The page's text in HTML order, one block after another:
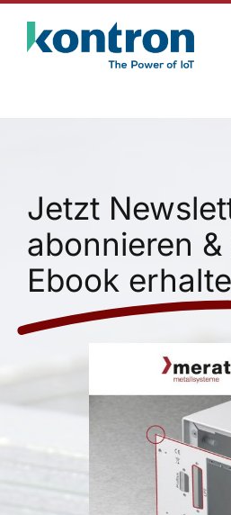
Inhalt
Blog
Kontakt
Jetzt
abonnieren
Ebook